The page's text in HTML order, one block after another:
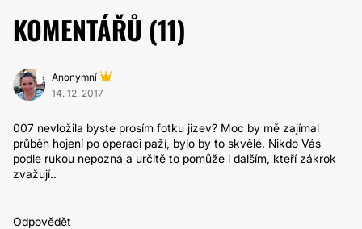
KOMENTÁŘŮ (11)
Anonymní
14. 12. 2017
007 nevložila byste prosím fotku jizev? Moc by mě zajímal
průběh hojení po operaci paží, bylo by to skvělé. Nikdo Vás
podle rukou nepozná a určitě to pomůže i dalším, kteří zákrok
zvažují..
Odpovědět